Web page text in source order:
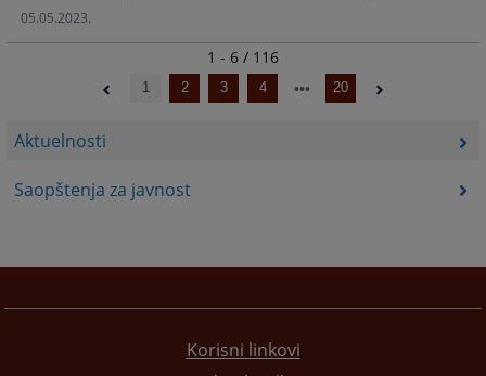
Aktuelnosti
Saopštenja za javnost
05.05.2023.
1 - 6 / 116
1 2 3 4 20
Korisni linkovi